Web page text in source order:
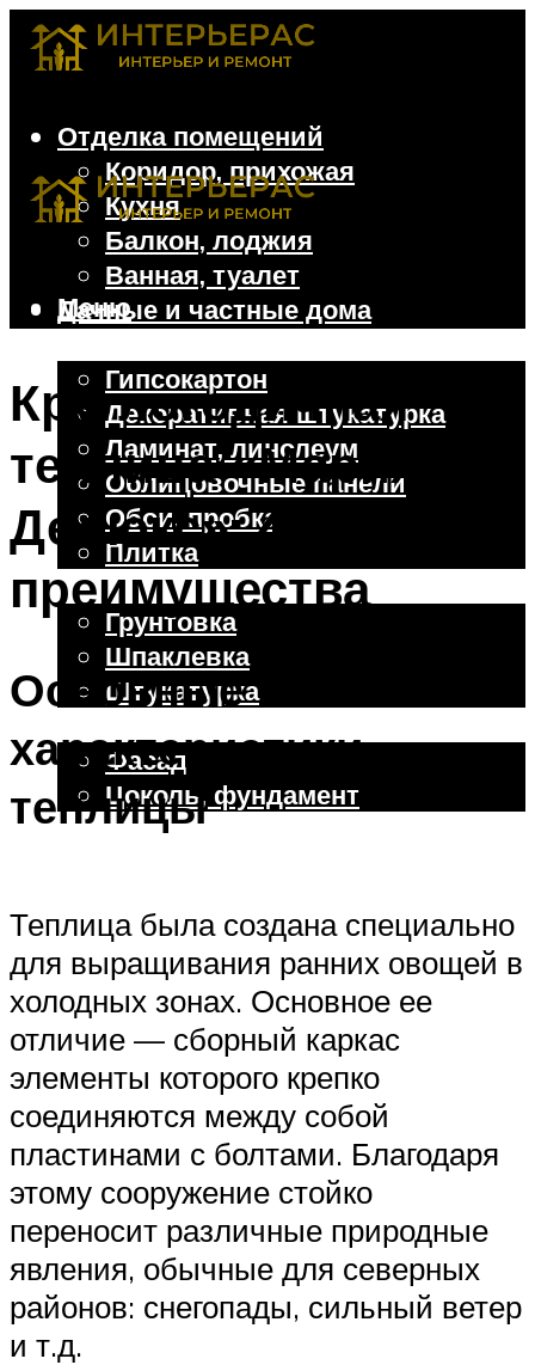
Отделка помещений
Коридор, прихожая
Кухня
Балкон, лоджия
Ванная, туалет
Дачные и частные дома
Гипсокартон
Декоративная штукатурка
Ламинат, линолеум
Облицовочные панели
Обои, пробка
Плитка
Отделочные работы
Грунтовка
Шпаклевка
Штукатурка
Фасад
Цоколь, фундамент
Меню
Круглогодичная
теплица «Мария
Делюкс»: 4
преимущества
Основные
характеристики
теплицы
Теплица была создана специально
для выращивания ранних овощей в
холодных зонах. Основное ее
отличие — сборный каркас
элементы которого крепко
соединяются между собой
пластинами с болтами. Благодаря
этому сооружение стойко
переносит различные природные
явления, обычные для северных
районов: снегопады, сильный ветер
и т.д.